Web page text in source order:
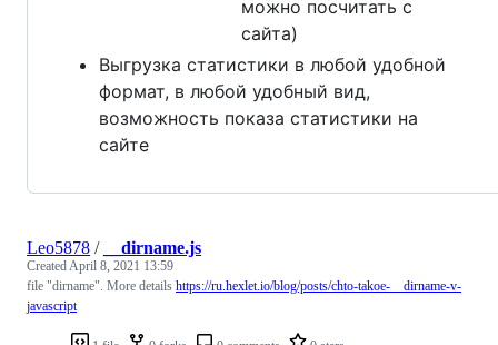
можно посчитать с
сайта)
Выгрузка статистики в любой удобной
формат, в любой удобный вид,
возможность показа статистики на
сайте
Leo5878 / __dirname.js
CreatedApril 8, 2021 13:59
file "dirname". More details https://ru.hexlet.io/blog/posts/chto-takoe-__dirname-v-
javascript